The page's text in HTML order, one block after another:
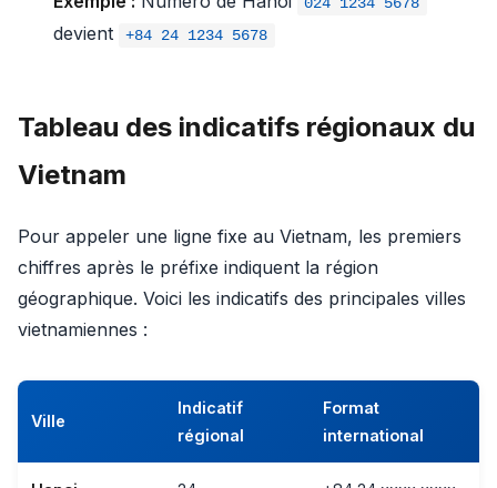
devient +84 24 1234 5678
Tableau des indicatifs régionaux du
Vietnam
Pour appeler une ligne fixe au Vietnam, les premiers
chiffres après le préfixe indiquent la région
géographique. Voici les indicatifs des principales villes
vietnamiennes :
Ville
Indicatif
régional
Format
international